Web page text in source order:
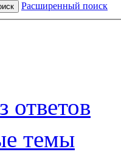
Расширенный поиск
ответов
темы